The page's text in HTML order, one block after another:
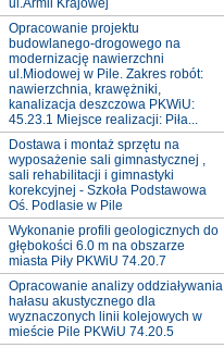
ul.Armii Krajowej
Opracowanie projektu
budowlanego-drogowego na
modernizację nawierzchni
ul.Miodowej w Pile. Zakres robót:
nawierzchnia, krawężniki,
kanalizacja deszczowa PKWiU:
45.23.1 Miejsce realizacji: Piła...
Dostawa i montaż sprzętu na
wyposażenie sali gimnastycznej ,
sali rehabilitacji i gimnastyki
korekcyjnej - Szkoła Podstawowa
Oś. Podlasie w Pile
Wykonanie profili geologicznych do
głębokości 6.0 m na obszarze
miasta Piły PKWiU 74.20.7
Opracowanie analizy oddziaływania
hałasu akustycznego dla
wyznaczonych linii kolejowych w
mieście Pile PKWiU 74.20.5